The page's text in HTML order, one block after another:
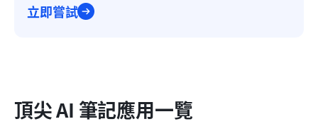
立即嘗試
頂尖 AI 筆記應用一覽